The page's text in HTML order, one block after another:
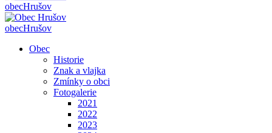
obecHrušov
obecHrušov
Obec
Historie
Znak a vlajka
Zmínky o obci
Fotogalerie
2021
2022
2023